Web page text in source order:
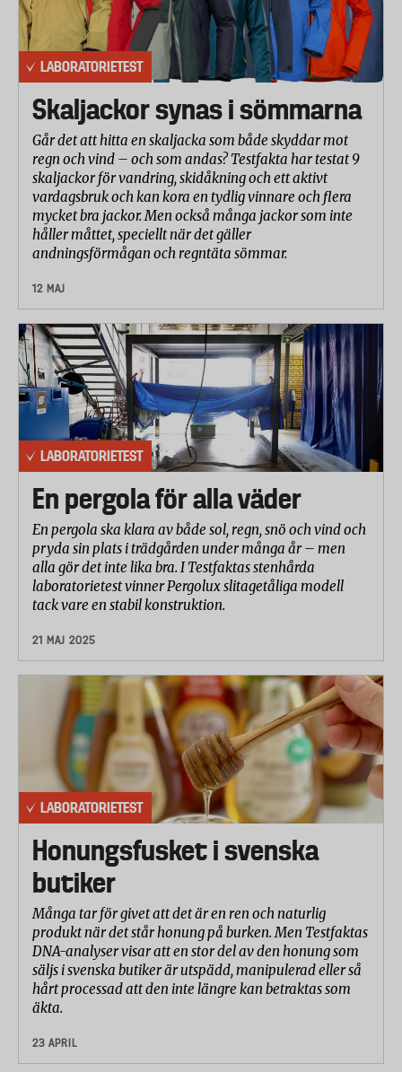
LABORATORIETEST
Skaljackor synas i sömmarna
Går det att hitta en skaljacka som både skyddar mot
regn och vind – och som andas? Testfakta har testat 9
skaljackor för vandring, skidåkning och ett aktivt
vardagsbruk och kan kora en tydlig vinnare och flera
mycket bra jackor. Men också många jackor som inte
håller måttet, speciellt när det gäller
andningsförmågan och regntäta sömmar.
12 MAJ
LABORATORIETEST
En pergola för alla väder
En pergola ska klara av både sol, regn, snö och vind och
pryda sin plats i trädgården under många år – men
alla gör det inte lika bra. I Testfaktas stenhårda
laboratorietest vinner Pergolux slitagetåliga modell
tack vare en stabil konstruktion.
21 MAJ 2025
LABORATORIETEST
Honungsfusket i svenska
butiker
Många tar för givet att det är en ren och naturlig
produkt när det står honung på burken. Men Testfaktas
DNA-analyser visar att en stor del av den honung som
säljs i svenska butiker är utspädd, manipulerad eller så
hårt processad att den inte längre kan betraktas som
äkta.
23 APRIL